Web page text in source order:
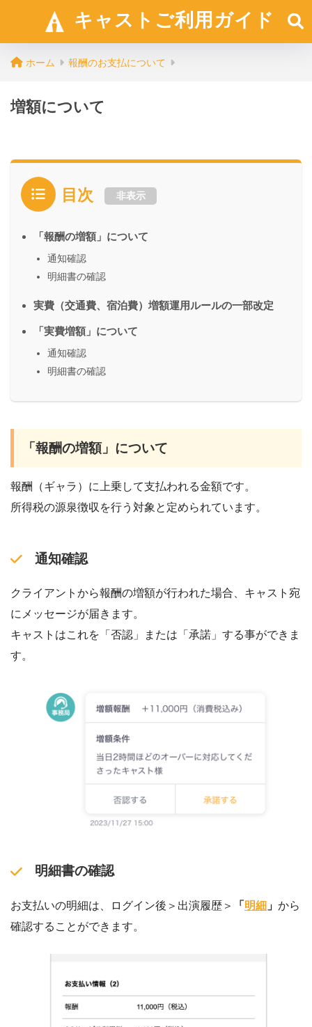
キャストご利用ガイド
ホーム 報酬のお支払について
増額について
目次 非表示
「報酬の増額」について
通知確認
明細書の確認
実費（交通費、宿泊費）増額運用ルールの一部改定
「実費増額」について
通知確認
明細書の確認
「報酬の増額」について
報酬（ギャラ）に上乗して支払われる金額です。
所得税の源泉徴収を行う対象と定められています。
通知確認
クライアントから報酬の増額が行われた場合、キャスト宛
にメッセージが届きます。
キャストはこれを「否認」または「承諾」する事ができま
す。
明細書の確認
お支払いの明細は、ログイン後＞出演履歴＞ 「 明細 」 から
確認することができます。